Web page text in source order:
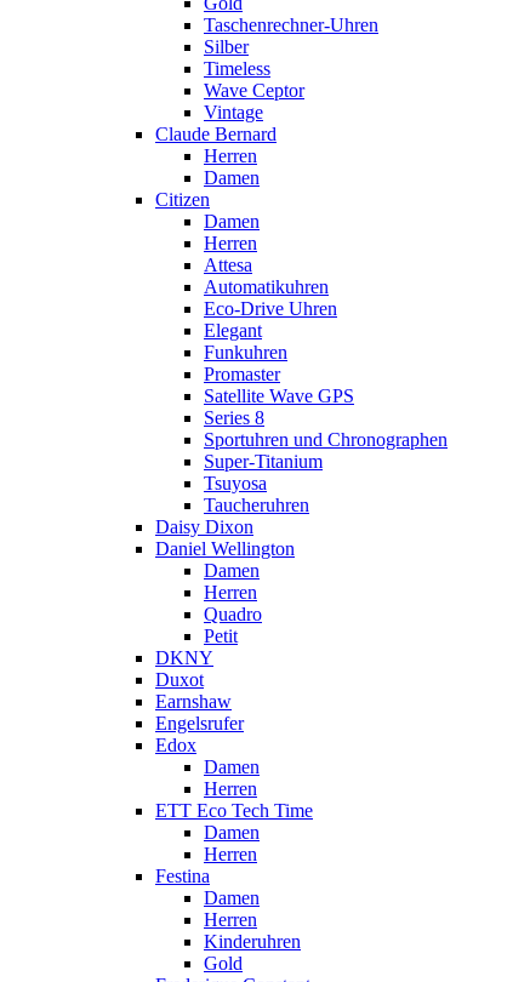
Taschenrechner-Uhren
Silber
Timeless
Wave Ceptor
Vintage
Claude Bernard
Herren
Damen
Citizen
Damen
Herren
Attesa
Automatikuhren
Eco-Drive Uhren
Elegant
Funkuhren
Promaster
Satellite Wave GPS
Series 8
Sportuhren und Chronographen
Super-Titanium
Tsuyosa
Taucheruhren
Daisy Dixon
Daniel Wellington
Damen
Herren
Quadro
Petit
DKNY
Duxot
Earnshaw
Engelsrufer
Edox
Damen
Herren
ETT Eco Tech Time
Damen
Herren
Festina
Damen
Herren
Kinderuhren
Gold